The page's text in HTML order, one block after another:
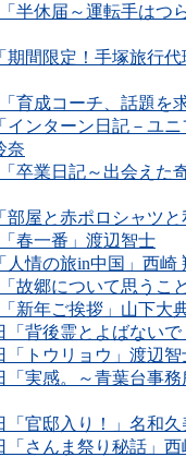
半休届～運転手はつ
期間限定！手塚旅行
育成コーチ、話題を
インターン日記－ユ
奈
卒業日記～出会えた
部屋と赤ポロシャツ
春一番」渡辺智士
人情の旅in中国」西崎
故郷について思うこ
新年ご挨拶」山下大
「背後霊とよばない
「トウリョウ」渡辺智
「実感。～青葉台事
「官邸入り！」名和久
「さんま祭り秘話」西